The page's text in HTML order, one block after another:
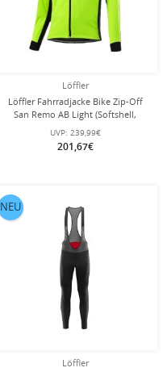
Löffler
Löffler Fahrradjacke Bike Zip-Off
San Remo AB Light (Softshell,
winddicht, atmungsaktiv) neongelb
Herren
UVP: 239,99€
201,67€
Löffler
NEU